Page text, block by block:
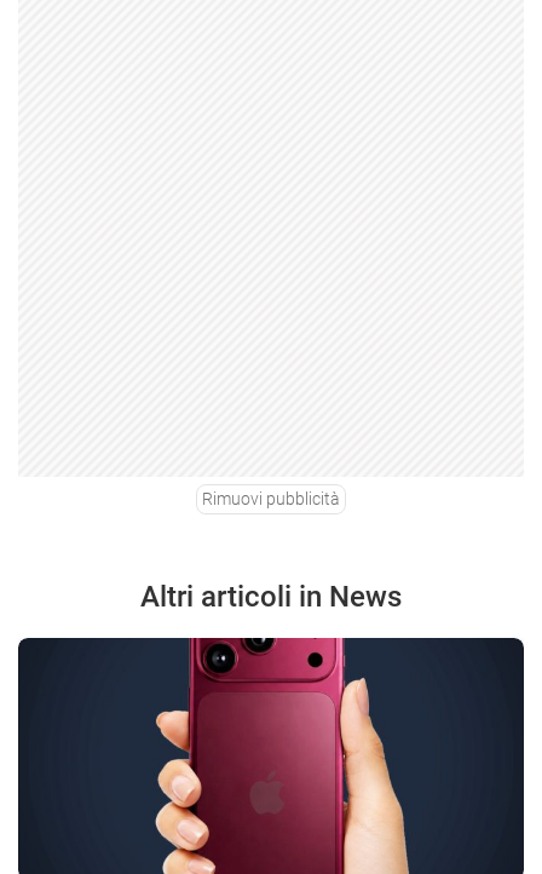
Rimuovi pubblicità
Altri articoli in News